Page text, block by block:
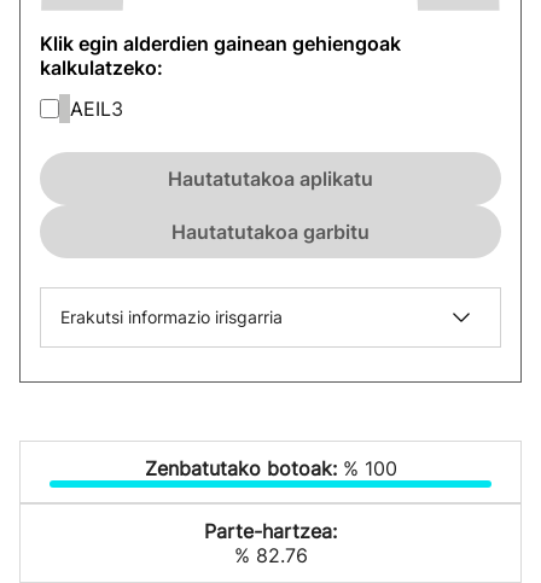
Klik egin alderdien gainean gehiengoak
kalkulatzeko:
AEIL3
Hautatutakoa aplikatu
Hautatutakoa garbitu
Erakutsi informazio irisgarria
Zenbatutako botoak: % 100
Parte-hartzea:
% 82.76